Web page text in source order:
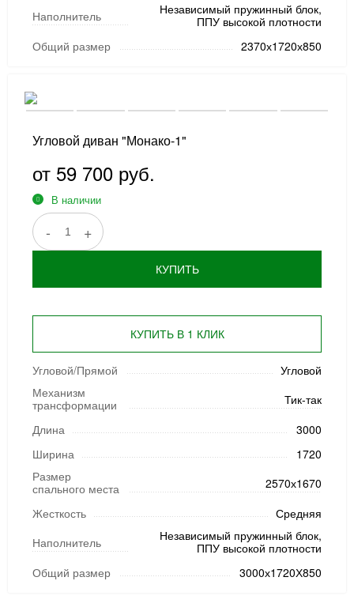
Наполнитель
Независимый пружинный блок,
ППУ высокой плотности
Общий размер
2370х1720х850
Угловой диван "Монако-1"
от 59 700 руб.
В наличии
- +
КУПИТЬ
КУПИТЬ В 1 КЛИК
Угловой/Прямой
Угловой
Механизм
трансформации
Тик-так
Длина
3000
Ширина
1720
Размер
спального места
2570х1670
Жесткость
Средняя
Наполнитель
Независимый пружинный блок,
ППУ высокой плотности
Общий размер
3000х1720Х850